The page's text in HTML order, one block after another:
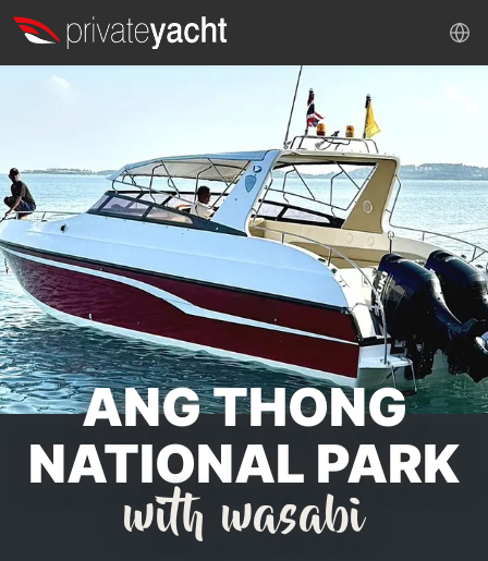
ANG THONG
NATIONAL PARK
with wasabi